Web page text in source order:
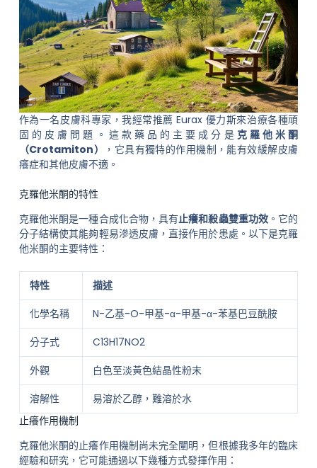
作為一名皮膚科專家，我經常推薦 Eurax 優力斯來治療各種頑
固的皮膚問題。這款藥品的主要成分是 克羅他米酮
（Crotamiton）
，它具有獨特的作用機制，能有效緩解皮膚
癢症和其他皮膚不適。
克羅他米酮的特性
克羅他米酮是一種合成化合物，具有止癢和殺蟲雙重功效。它的
分子結構使其能夠輕易滲透皮膚，直接作用於患處。以下是克羅
他米酮的主要特性：
特性
描述
化學名稱
N-乙基-O-甲基-α-甲基-α-苯基巴豆酰胺
分子式
C13H17NO2
外觀
白色至淡黃色結晶性粉末
溶解性
易溶於乙醇，難溶於水
止癢作用機制
克羅他米酮的止癢作用機制尚未完全闡明，但根據我多年的臨床
經驗和研究，它可能通過以下幾種方式發揮作用：